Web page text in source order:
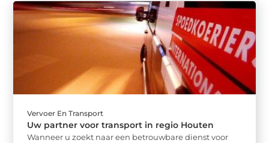
Vervoer En Transport
Uw partner voor transport in regio Houten
Wanneer u zoekt naar een betrouwbare dienst voor